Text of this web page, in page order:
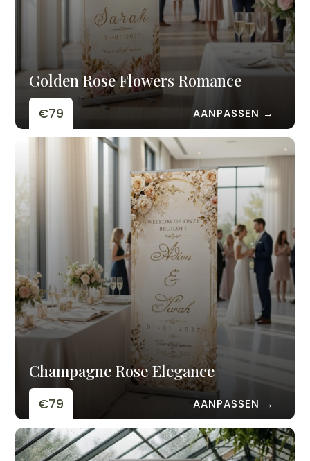
Golden Rose Flowers Romance
€79 AANPASSEN →
Champagne Rose Elegance
€79 AANPASSEN →